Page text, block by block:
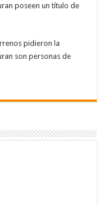
poseen un título de
pidieron la
son personas de